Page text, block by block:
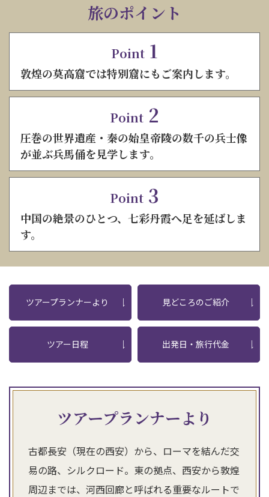
旅のポイント
Point 1
敦煌の莫高窟では特別窟にもご案内します。
Point 2
圧巻の世界遺産・秦の始皇帝陵の数千の兵士像
が並ぶ兵馬俑を見学します。
Point 3
中国の絶景のひとつ、七彩丹霞へ足を延ばしま
す。
ツアープランナーより 見どころのご紹介
ツアー日程 出発日・旅行代金
ツアープランナーより
古都長安（現在の西安）から、ローマを結んだ交
易の路、シルクロード。東の拠点、西安から敦煌
周辺までは、河西回廊と呼ばれる重要なルートで